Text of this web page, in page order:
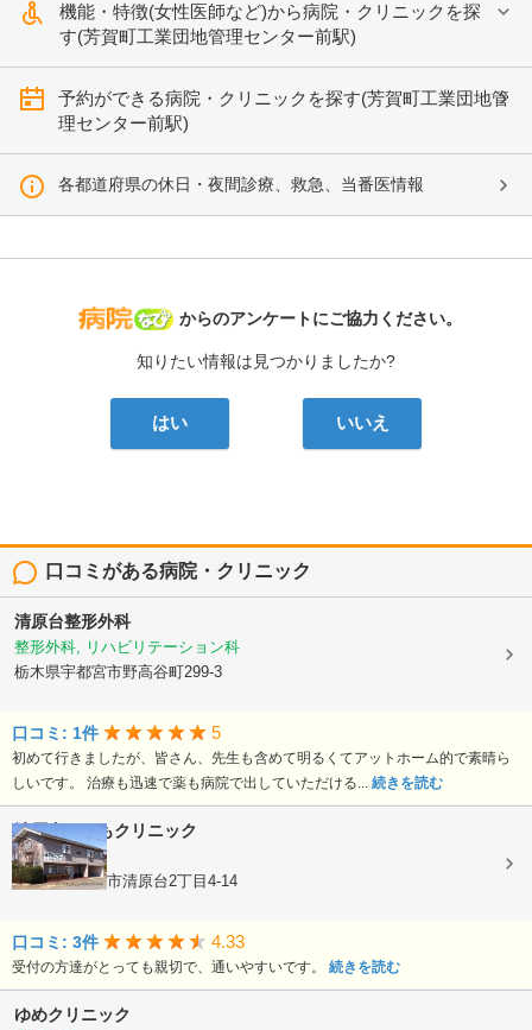
機能・特徴(女性医師など)から病院・クリニックを探
す(芳賀町工業団地管理センター前駅)
予約ができる病院・クリニックを探す(芳賀町工業団地管
理センター前駅)
各都道府県の休日・夜間診療、救急、当番医情報
病院なび
からのアンケートにご協力ください。
知りたい情報は見つかりましたか?
はい いいえ
口コミがある病院・クリニック
清原台整形外科
整形外科, リハビリテーション科
栃木県宇都宮市野高谷町299-3
口コミ: 1件 5
初めて行きましたが、皆さん、先生も含めて明るくてアットホーム的で素晴ら
しいです。 治療も迅速で薬も病院で出していただける... 続きを読む
清原台こどもクリニック
内科, 小児科
栃木県宇都宮市清原台2丁目4-14
口コミ: 3件 4.33
受付の方達がとっても親切で、通いやすいです。 続きを読む
ゆめクリニック